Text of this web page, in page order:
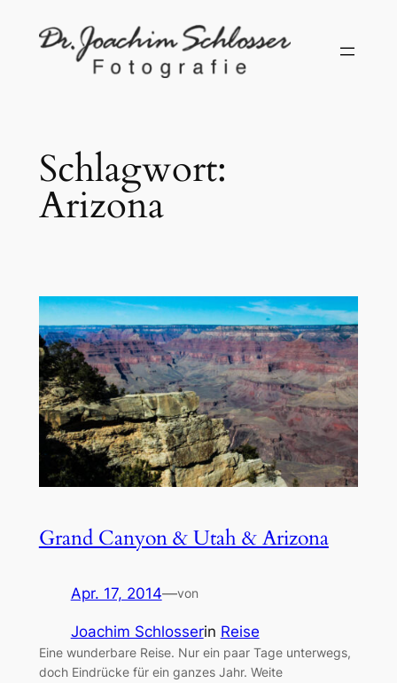
Inhalt
Schlagwort:
Arizona
Grand Canyon & Utah & Arizona
Apr. 17, 2014—von
Joachim Schlosserin Reise
Eine wunderbare Reise. Nur ein paar Tage unterwegs,
doch Eindrücke für ein ganzes Jahr. Weite